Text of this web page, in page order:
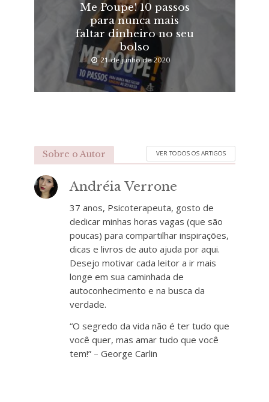
Me Poupe! 10 passos
para nunca mais
faltar dinheiro no seu
bolso
21 de junho de 2020
Sobre o Autor VER TODOS OS ARTIGOS
Andréia Verrone
37 anos, Psicoterapeuta, gosto de
dedicar minhas horas vagas (que são
poucas) para compartilhar inspirações,
dicas e livros de auto ajuda por aqui.
Desejo motivar cada leitor a ir mais
longe em sua caminhada de
autoconhecimento e na busca da
verdade.
“O segredo da vida não é ter tudo que
você quer, mas amar tudo que você
tem!” – George Carlin